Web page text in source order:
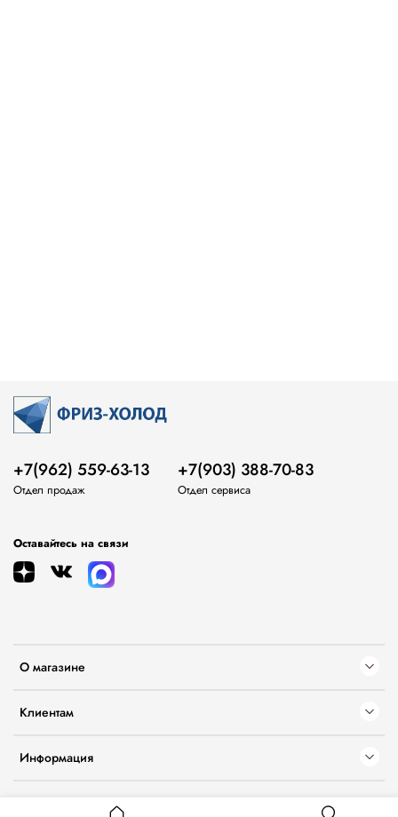
О магазине
Клиентам
Информация
+7(962) 559-63-13
Отдел продаж
+7(903) 388-70-83
Отдел сервиса
Оставайтесь на связи